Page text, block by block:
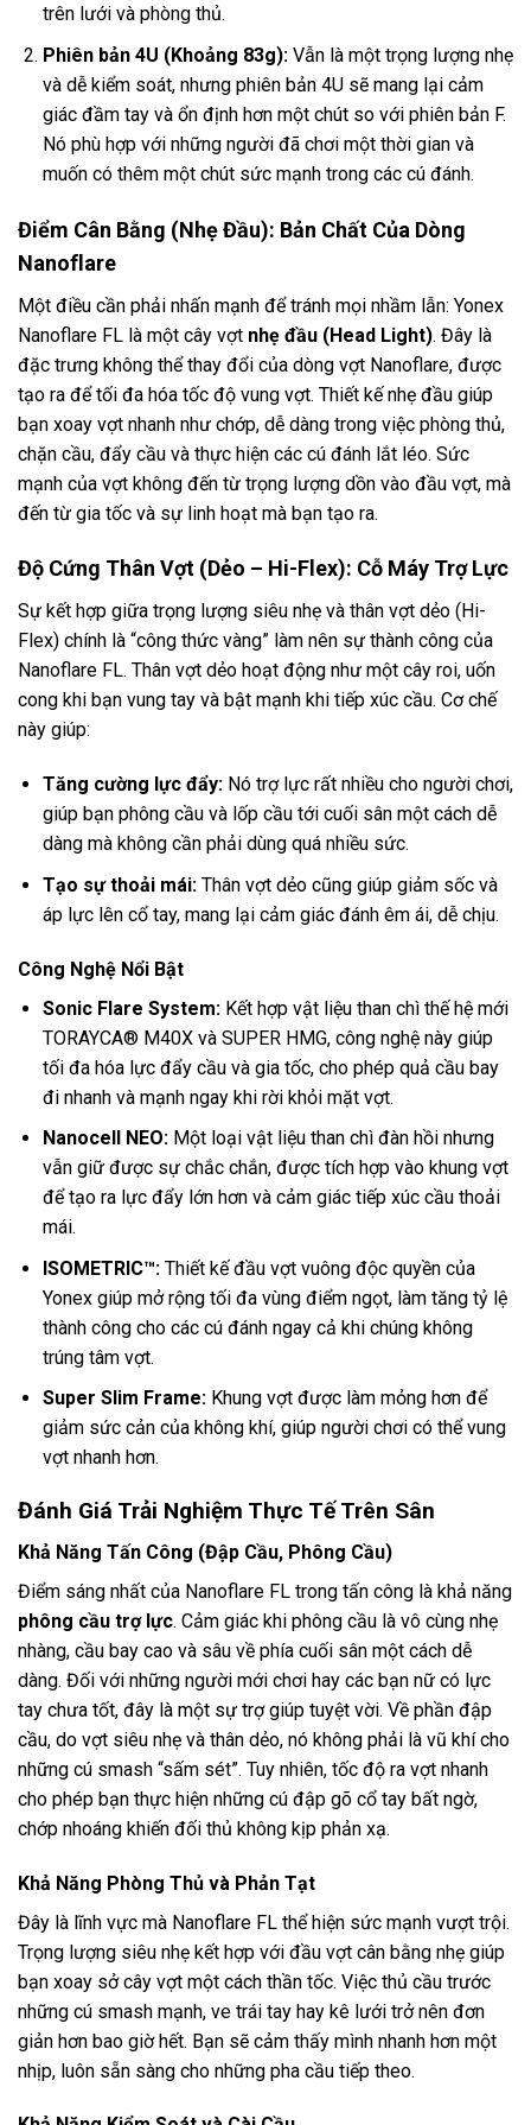
trên lưới và phòng thủ.
Phiên bản 4U (Khoảng 83g):Vẫn là một trọng lượng nhẹ
và dễ kiểm soát, nhưng phiên bản 4U sẽ mang lại cảm
giác đầm tay và ổn định hơn một chút so với phiên bản F.
Nó phù hợp với những người đã chơi một thời gian và
muốn có thêm một chút sức mạnh trong các cú đánh.
Điểm Cân Bằng (Nhẹ Đầu): Bản Chất Của Dòng
Nanoflare
Một điều cần phải nhấn mạnh để tránh mọi nhầm lẫn: Yonex
Nanoflare FL là một cây vợt nhẹ đầu (Head Light). Đây là
đặc trưng không thể thay đổi của dòng vợt Nanoflare, được
tạo ra để tối đa hóa tốc độ vung vợt. Thiết kế nhẹ đầu giúp
bạn xoay vợt nhanh như chớp, dễ dàng trong việc phòng thủ,
chặn cầu, đẩy cầu và thực hiện các cú đánh lắt léo. Sức
mạnh của vợt không đến từ trọng lượng dồn vào đầu vợt, mà
đến từ gia tốc và sự linh hoạt mà bạn tạo ra.
Độ Cứng Thân Vợt (Dẻo – Hi-Flex): Cỗ Máy Trợ Lực
Sự kết hợp giữa trọng lượng siêu nhẹ và thân vợt dẻo (Hi-
Flex) chính là “công thức vàng” làm nên sự thành công của
Nanoflare FL. Thân vợt dẻo hoạt động như một cây roi, uốn
cong khi bạn vung tay và bật mạnh khi tiếp xúc cầu. Cơ chế
này giúp:
Tăng cường lực đẩy:Nó trợ lực rất nhiều cho người chơi,
giúp bạn phông cầu và lốp cầu tới cuối sân một cách dễ
dàng mà không cần phải dùng quá nhiều sức.
Tạo sự thoải mái:Thân vợt dẻo cũng giúp giảm sốc và
áp lực lên cổ tay, mang lại cảm giác đánh êm ái, dễ chịu.
Công Nghệ Nổi Bật
Sonic Flare System:Kết hợp vật liệu than chì thế hệ mới
TORAYCA® M40X và SUPER HMG, công nghệ này giúp
tối đa hóa lực đẩy cầu và gia tốc, cho phép quả cầu bay
đi nhanh và mạnh ngay khi rời khỏi mặt vợt.
Nanocell NEO:Một loại vật liệu than chì đàn hồi nhưng
vẫn giữ được sự chắc chắn, được tích hợp vào khung vợt
để tạo ra lực đẩy lớn hơn và cảm giác tiếp xúc cầu thoải
mái.
ISOMETRIC™:Thiết kế đầu vợt vuông độc quyền của
Yonex giúp mở rộng tối đa vùng điểm ngọt, làm tăng tỷ lệ
thành công cho các cú đánh ngay cả khi chúng không
trúng tâm vợt.
Super Slim Frame:Khung vợt được làm mỏng hơn để
giảm sức cản của không khí, giúp người chơi có thể vung
vợt nhanh hơn.
Đánh Giá Trải Nghiệm Thực Tế Trên Sân
Khả Năng Tấn Công (Đập Cầu, Phông Cầu)
Điểm sáng nhất của Nanoflare FL trong tấn công là khả năng
phông cầu trợ lực. Cảm giác khi phông cầu là vô cùng nhẹ
nhàng, cầu bay cao và sâu về phía cuối sân một cách dễ
dàng. Đối với những người mới chơi hay các bạn nữ có lực
tay chưa tốt, đây là một sự trợ giúp tuyệt vời. Về phần đập
cầu, do vợt siêu nhẹ và thân dẻo, nó không phải là vũ khí cho
những cú smash “sấm sét”. Tuy nhiên, tốc độ ra vợt nhanh
cho phép bạn thực hiện những cú đập gõ cổ tay bất ngờ,
chớp nhoáng khiến đối thủ không kịp phản xạ.
Khả Năng Phòng Thủ và Phản Tạt
Đây là lĩnh vực mà Nanoflare FL thể hiện sức mạnh vượt trội.
Trọng lượng siêu nhẹ kết hợp với đầu vợt cân bằng nhẹ giúp
bạn xoay sở cây vợt một cách thần tốc. Việc thủ cầu trước
những cú smash mạnh, ve trái tay hay kê lưới trở nên đơn
giản hơn bao giờ hết. Bạn sẽ cảm thấy mình nhanh hơn một
nhịp, luôn sẵn sàng cho những pha cầu tiếp theo.